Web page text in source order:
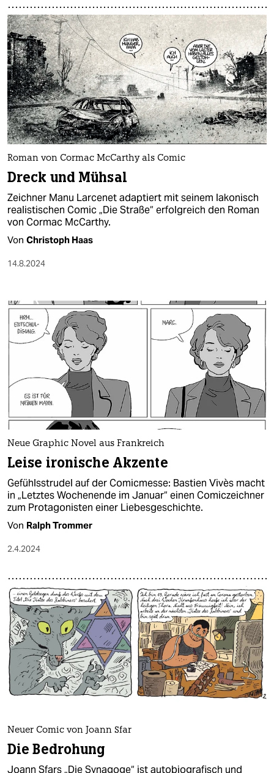
Roman von Cormac McCarthy als Comic
Dreck und Mühsal
Zeichner Manu Larcenet adaptiert mit seinem lakonisch
realistischen Comic „Die Straße“ erfolgreich den Roman
von Cormac McCarthy.
Von Christoph Haas
14.8.2024
Neue Graphic Novel aus Frankreich
Leise ironische Akzente
Gefühlsstrudel auf der Comicmesse: Bastien Vivès macht
in „Letztes Wochenende im Januar“ einen Comiczeichner
zum Protagonisten einer Liebesgeschichte.
Von Ralph Trommer
2.4.2024
Neuer Comic von Joann Sfar
Die Bedrohung
Joann Sfars „Die Synagoge“ ist autobiografisch und